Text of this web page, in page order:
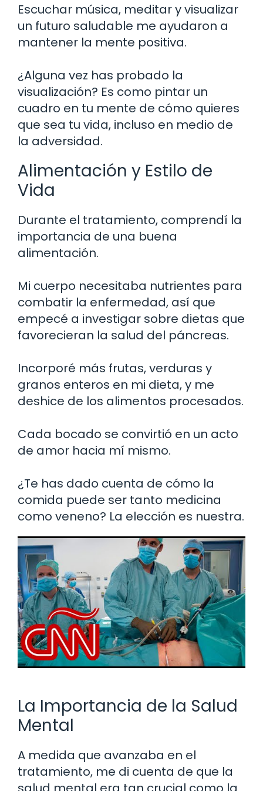
Escuchar música, meditar y visualizar
un futuro saludable me ayudaron a
mantener la mente positiva.
¿Alguna vez has probado la
visualización? Es como pintar un
cuadro en tu mente de cómo quieres
que sea tu vida, incluso en medio de
la adversidad.
Alimentación y Estilo de
Vida
Durante el tratamiento, comprendí la
importancia de una buena
alimentación.
Mi cuerpo necesitaba nutrientes para
combatir la enfermedad, así que
empecé a investigar sobre dietas que
favorecieran la salud del páncreas.
Incorporé más frutas, verduras y
granos enteros en mi dieta, y me
deshice de los alimentos procesados.
Cada bocado se convirtió en un acto
de amor hacia mí mismo.
¿Te has dado cuenta de cómo la
comida puede ser tanto medicina
como veneno? La elección es nuestra.
La Importancia de la Salud
Mental
A medida que avanzaba en el
tratamiento, me di cuenta de que la